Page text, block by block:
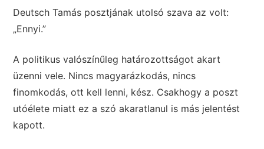
Deutsch Tamás posztjának utolsó szava az volt:
„Ennyi.”
A politikus valószínűleg határozottságot akart
üzenni vele. Nincs magyarázkodás, nincs
finomkodás, ott kell lenni, kész. Csakhogy a poszt
utóélete miatt ez a szó akaratlanul is más jelentést
kapott.